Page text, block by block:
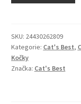
Odpočívadla pro
Pamlsky pro kočky
SKU: 24430262809
Kategorie: Cat's Best,
Kočky
Značka: Cat's Best